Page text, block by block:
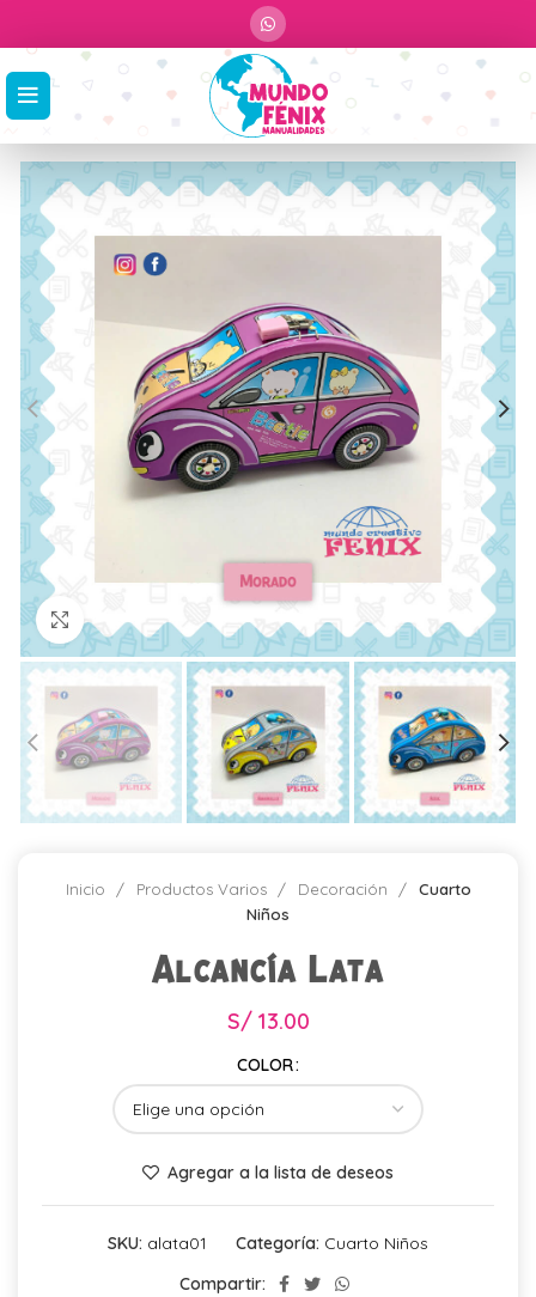
Click para agrandar
Inicio Productos Varios Decoración
Cuarto
Niños
Alcancía Lata
S/13.00
COLOR
Agregar a la lista de deseos
SKU: alata01 Categoría: Cuarto Niños
Compartir: